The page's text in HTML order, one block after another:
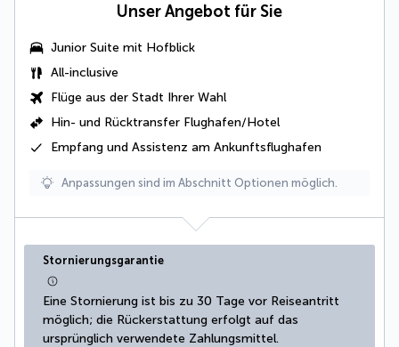
Unser Angebot für Sie
Junior Suite mit Hofblick
All-inclusive
Flüge aus der Stadt Ihrer Wahl
Hin- und Rücktransfer Flughafen/Hotel
Empfang und Assistenz am Ankunftsflughafen
Anpassungen sind im Abschnitt Optionen möglich.
Stornierungsgarantie
Eine Stornierung ist bis zu 30 Tage vor Reiseantritt
möglich; die Rückerstattung erfolgt auf das
ursprünglich verwendete Zahlungsmittel.